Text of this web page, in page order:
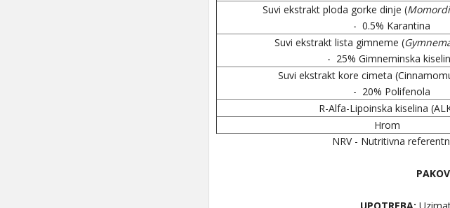
Suvi ekstrakt ploda gorke dinje (
- 0.5% Karantina
Suvi ekstrakt lista gimneme (
- 25% Gimneminska
Suvi ekstrakt kore cimeta
- 20% Polifenola
R-Alfa-Lipoinska kiselina
Hrom
NRV - Nutritivna